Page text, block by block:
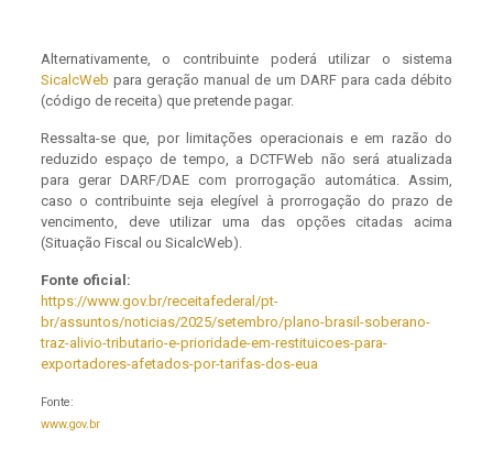
Alternativamente, o contribuinte poderá utilizar o sistema
SicalcWeb para geração manual de um DARF para cada débito
(código de receita) que pretende pagar.
Ressalta-se que, por limitações operacionais e em razão do
reduzido espaço de tempo, a DCTFWeb não será atualizada
para gerar DARF/DAE com prorrogação automática. Assim,
caso o contribuinte seja elegível à prorrogação do prazo de
vencimento, deve utilizar uma das opções citadas acima
(Situação Fiscal ou SicalcWeb).
Fonte oficial:
https://www.gov.br/receitafederal/pt-
br/assuntos/noticias/2025/setembro/plano-brasil-soberano-
traz-alivio-tributario-e-prioridade-em-restituicoes-para-
exportadores-afetados-por-tarifas-dos-eua
Fonte:
www.gov.br